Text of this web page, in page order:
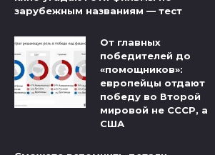
зарубежным названиям — тест
От главных
победителей до
«помощников»:
европейцы отдают
победу во Второй
мировой не СССР, а
США